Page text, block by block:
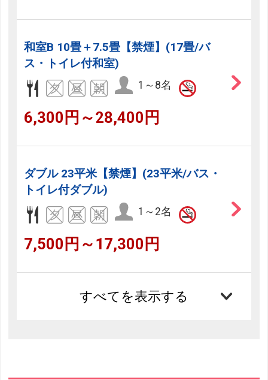
和室B 10畳＋7.5畳【禁煙】(17畳/バ
ス・トイレ付和室)
1～8名
6,300円～28,400円
ダブル 23平米【禁煙】(23平米/バス・
トイレ付ダブル)
1～2名
7,500円～17,300円
すべてを表示する